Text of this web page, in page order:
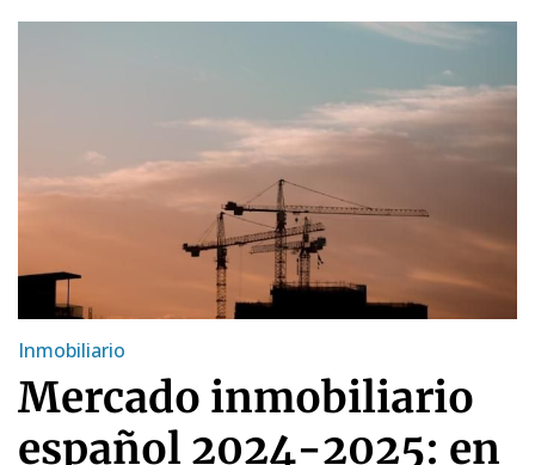
Inmobiliario
Mercado inmobiliario
español 2024-2025: en